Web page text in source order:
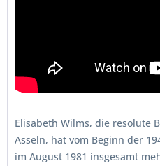
Elisabeth Wilms, die resolute
Asseln, hat vom Beginn der
im August 1981 insgesamt